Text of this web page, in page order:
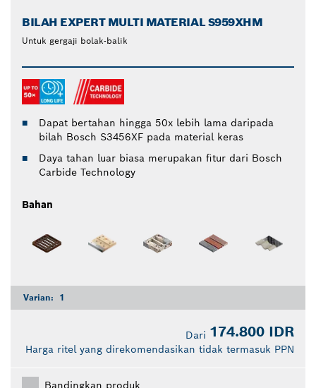
BILAH EXPERT MULTI MATERIAL S959XHM
Untuk gergaji bolak-balik
Dapat bertahan hingga 50x lebih lama daripada
bilah Bosch S3456XF pada material keras
Daya tahan luar biasa merupakan fitur dari Bosch
Carbide Technology
Bahan
Varian: 1
Dari 174.800 IDR
Harga ritel yang direkomendasikan tidak termasuk PPN
Bandingkan produk